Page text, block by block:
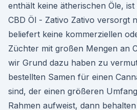
enthält keine ätherischen Öle,
CBD Öl - Zativo Zativo versorgt
beliefert keine kommerziellen
Züchter mit großen Mengen an
wir Grund dazu haben zu
bestellten Samen für einen
sind, der einen größeren
Rahmen aufweist, dann